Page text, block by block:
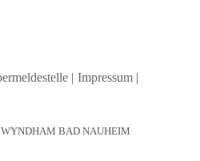
Impressum
BAD NAUHEIM